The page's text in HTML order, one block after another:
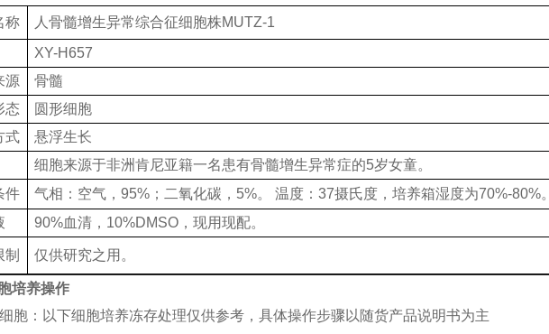
称
人骨髓增生异常综合征细胞株MUTZ-1
XY-H657
源
骨髓
态
圆形细胞
式
悬浮生长
细胞来源于非洲肯尼亚籍一名患有骨髓增生异常症的5岁女童。
件
气相：空气，95%；二氧化碳，5%。 温度：37摄氏度，培养箱湿度为70%-80%。
90%血清，10%DMSO，现用现配。
制 仅供研究之用。
培养操作
胞：以下细胞培养冻存处理仅供参考，具体操作步骤以随货产品说明书为主